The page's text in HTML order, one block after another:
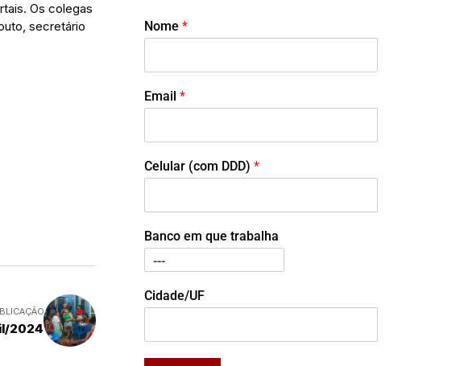
Os colegas
secretário
2024
Nome *
Email *
Celular (com DDD) *
Banco em que trabalha
Cidade/UF